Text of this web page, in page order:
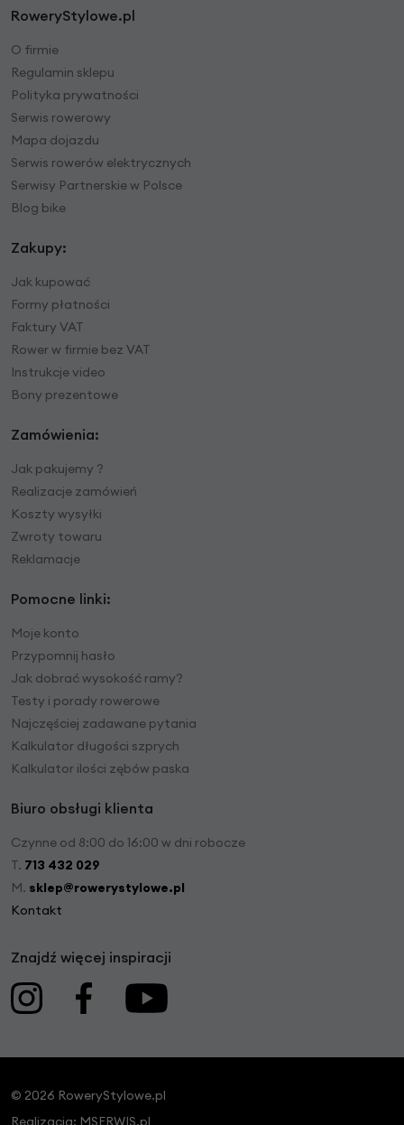
RoweryStylowe.pl
O firmie
Regulamin sklepu
Polityka prywatności
Serwis rowerowy
Mapa dojazdu
Serwis rowerów elektrycznych
Serwisy Partnerskie w Polsce
Blog bike
Zakupy:
Jak kupować
Formy płatności
Faktury VAT
Rower w firmie bez VAT
Instrukcje video
Bony prezentowe
Zamówienia:
Jak pakujemy ?
Realizacje zamówień
Koszty wysyłki
Zwroty towaru
Reklamacje
Pomocne linki:
Moje konto
Przypomnij hasło
Jak dobrać wysokość ramy?
Testy i porady rowerowe
Najczęściej zadawane pytania
Kalkulator długości szprych
Kalkulator ilości zębów paska
Biuro obsługi klienta
Czynne od 8:00 do 16:00 w dni robocze
T. 713 432 029
M. sklep@rowerystylowe.pl
Kontakt
Znajdź więcej inspiracji
© 2026 RoweryStylowe.pl
Realizacja: MSERWIS.pl